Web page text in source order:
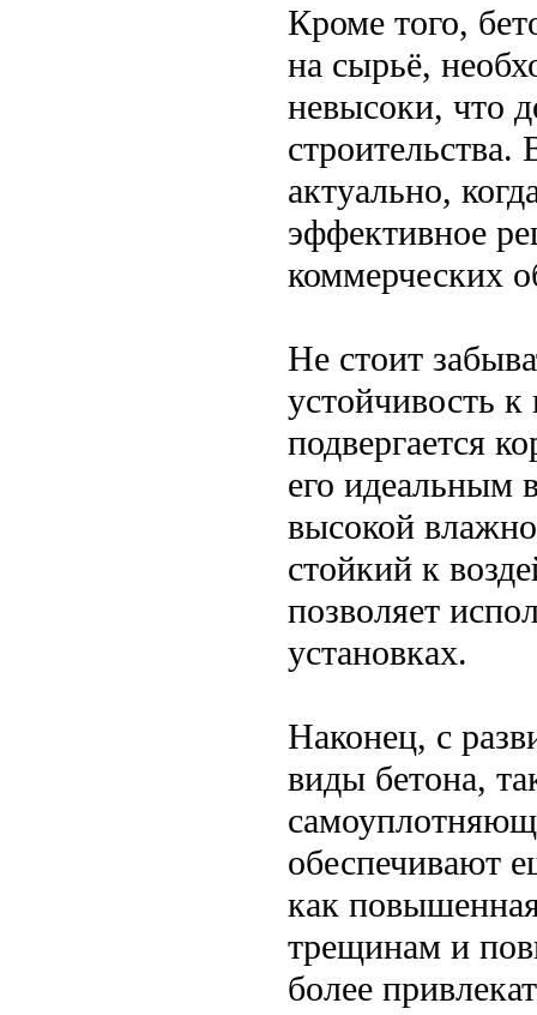
Кроме того,
на сырьё,
невысоки, что
актуально,
эффективное
коммерческих
Не стоит
устойчивость
подвергается
его идеальным
высокой
стойкий к
позволяет
установках.
Наконец, с
виды бетона,
обеспечивают
как
трещинам и
более